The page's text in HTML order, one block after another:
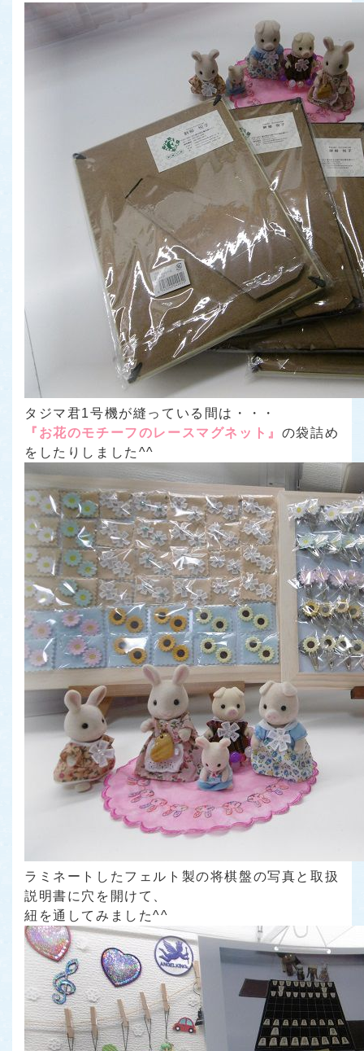
タジマ君1号機が縫っている間は・・・
『お花のモチーフのレースマグネット』 の袋詰め
をしたりしました^^
ラミネートしたフェルト製の将棋盤の写真と取扱
説明書に穴を開けて、
紐を通してみました^^